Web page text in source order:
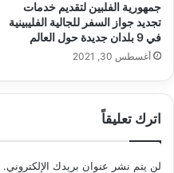
جمهورية الفلبين لتقديم خدمات
تجديد جواز السفر للجالية الفليبينية
في 9 بلدان جديدة حول العالم
أغسطس 30, 2021
اترك تعليقاً
لن يتم نشر عنوان بريدك الإلكتروني.